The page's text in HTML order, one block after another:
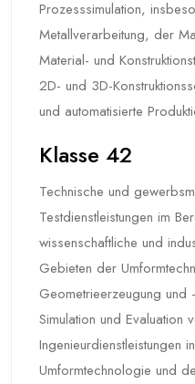
Prozesssimulation,
Metallverarbeitung, der
Material- und
2D- und 3D-
und automatisierte
Klasse 42
Technische und
Testdienstleistungen im
wissenschaftliche und
Gebieten der
Geometrieerzeugung und
Simulation und Evaluation
Ingenieurdienstleistungen
Umformtechnologie und